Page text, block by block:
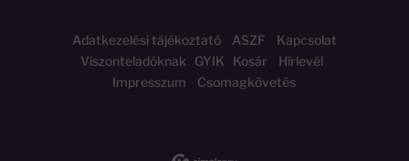
Adatkezelési tájékoztatóASZF
Kapcsolat
Viszonteladóknak
GYIK Kosár
Hírlevél
Impresszum
Csomagkövetés